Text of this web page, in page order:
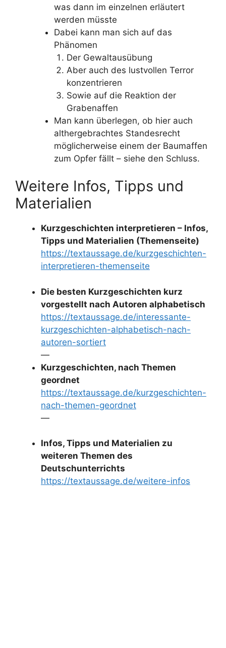
was dann im einzelnen erläutert
werden müsste
Dabei kann man sich auf das
Phänomen
Der Gewaltausübung
Aber auch des lustvollen Terror
konzentrieren
Sowie auf die Reaktion der
Grabenaffen
Man kann überlegen, ob hier auch
althergebrachtes Standesrecht
möglicherweise einem der Baumaffen
zum Opfer fällt – siehe den Schluss.
Weitere Infos, Tipps und
Materialien
Kurzgeschichten interpretieren – Infos,
Tipps und Materialien (Themenseite)
https://textaussage.de/kurzgeschichten-
interpretieren-themenseite
Die besten Kurzgeschichten kurz
vorgestellt nach Autoren alphabetisch
https://textaussage.de/interessante-
kurzgeschichten-alphabetisch-nach-
autoren-sortiert
—
Kurzgeschichten, nach Themen
geordnet
https://textaussage.de/kurzgeschichten-
nach-themen-geordnet
—
Infos, Tipps und Materialien zu
weiteren Themen des
Deutschunterrichts
https://textaussage.de/weitere-infos